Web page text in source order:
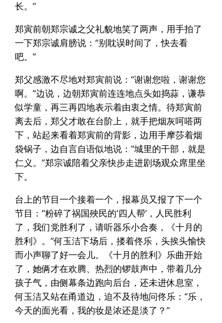
长。”
郑寅前朝郑宗诚之父礼貌地笑了两声，用手拍了
一下郑宗诚肩膀说：“别耽误时间了，快去看
吧。”
郑父感激不尽地对郑寅前说：“谢谢您啦，谢谢您
啊。”边说，边朝郑寅前连连地点头如捣蒜，谦恭
似学童，再三再四地表示着由衷之情。待郑寅前
离去后，郑父才敢在台阶上，就手把烟灰呵嗒两
下，站起来看着郑寅前的背影，边用手摩莎着烟
袋锅子，边自言自语似地说：“城里的干部，就是
仁义。”郑宗诚陪着父亲快步走进剧场观众席里坐
下。
台上的节目一个接着一个，报幕员又报了下一个
节目：“粉碎了祸国殃民的‘四人帮’，人民胜利
了，我们党胜利了，请听器乐小合奏，《十月的
胜利》。”何玉洁下场后，搂着佟乐，头挨头愉快
而小声聊了好一会儿。《十月的胜利》乐曲开始
了，她俩才在欢腾、热烈的锣鼓声中，带着几分
孩子气，由侧幕条边跑向后台，还未进休息室，
何玉洁又站在甬道边，迫不及待地问佟乐：“乐，
今天的面光看，我的妆是浓还是淡了？”